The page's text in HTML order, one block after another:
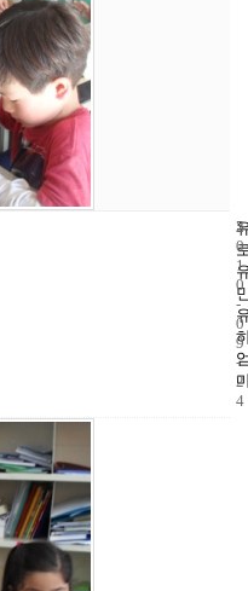
5
2
0
1
0
-
0
9
-
2
4